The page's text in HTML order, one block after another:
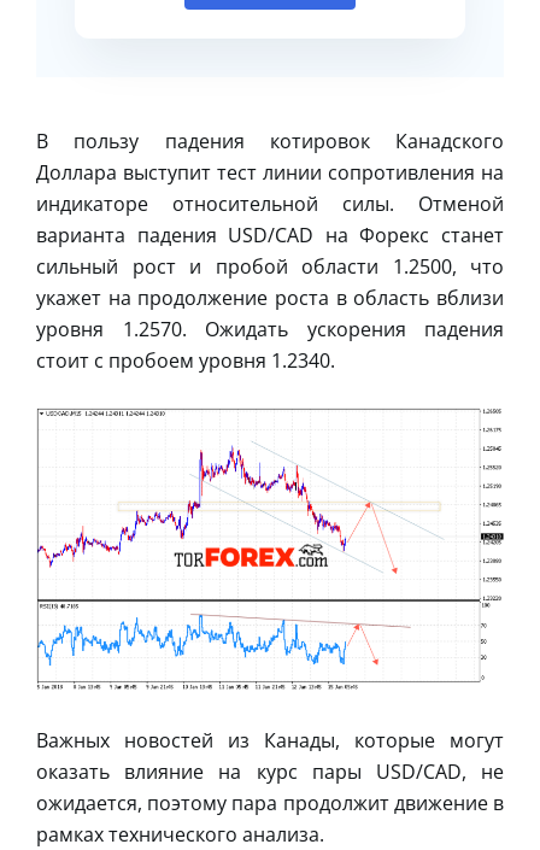
В пользу падения котировок Канадского
Доллара выступит тест линии сопротивления на
индикаторе относительной силы. Отменой
варианта падения USD/CAD на Форекс станет
сильный рост и пробой области 1.2500, что
укажет на продолжение роста в область вблизи
уровня 1.2570. Ожидать ускорения падения
стоит с пробоем уровня 1.2340.
Важных новостей из Канады, которые могут
оказать влияние на курс пары USD/CAD, не
ожидается, поэтому пара продолжит движение в
рамках технического анализа.